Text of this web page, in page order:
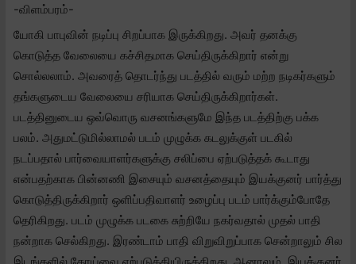
-விளம்பரம்-
யோகி பாபுவின் நடிப்பு சிறப்பாக இருக்கிறது. அவர் தனக்கு
கொடுத்த வேலையை கச்சிதமாக செய்திருக்கிறார் என்று
சொல்லலாம். அவரைத் தொடர்ந்து படத்தில் வரும் மற்ற நடிகர்களும்
தங்களுடைய வேலையை சரியாக செய்திருக்கிறார்கள்.
படத்தினுடைய ஒவ்வொரு வசனங்களுமே இந்த படத்திற்கு பக்க
பலம். அதுமட்டுமில்லாமல் படம் முழுக்க கடலுக்குள் படகில்
நடப்பதால் பார்வையாளர்களுக்கு சலிப்பை ஏற்படுத்தக் கூடாது
என்பதற்காக பின்னணி இசையும் வசனத்தையும் இயக்குனர் பார்த்து
கொடுத்திருக்கிறார் ஒளிப்பதிவாளர் உழைப்பு படம் பார்க்கும்போதே
தெரிகிறது. படம் முழுக்க படகை சுற்றியே நகர்வதால் முதல் பாதி
நன்றாக செல்கிறது. இரண்டாம் பாதி விறுவிறுப்பாக சென்றாலும் சில